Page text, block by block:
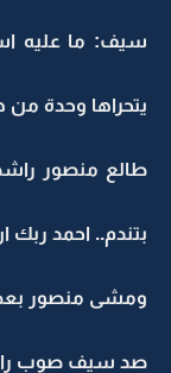
سيف: ما عليه
يتحراها وحدة
طالع منصور
بتندم.. احمد
ومشى منصور
صد سيف صوب راشد